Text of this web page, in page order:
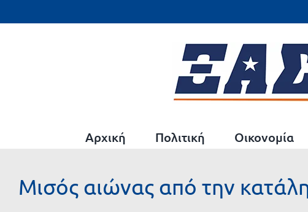
στο
Αρχική Πολιτική Οικονομία
Μισός αιώνας από την